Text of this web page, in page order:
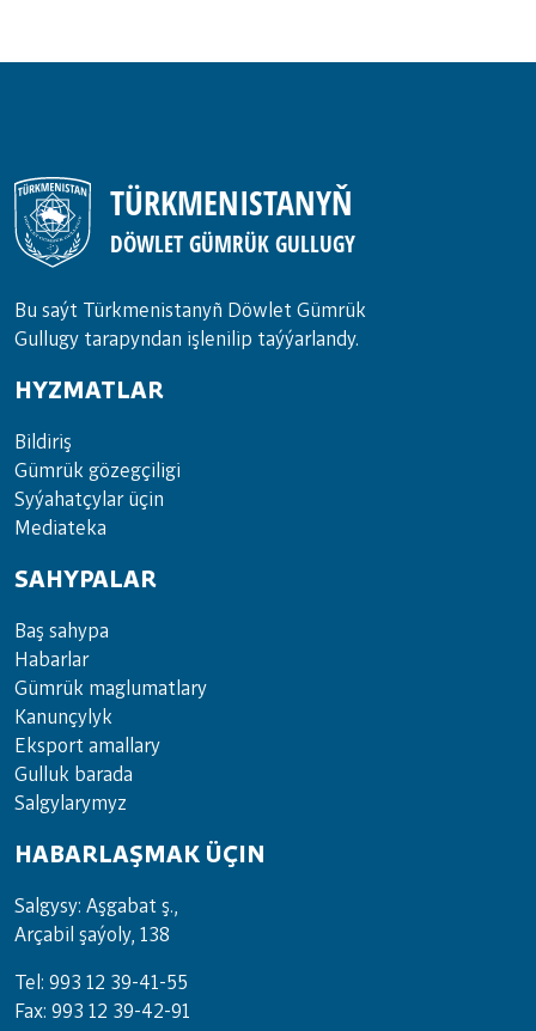
TÜRKMENISTANYŇ
DÖWLET GÜMRÜK GULLUGY
Bu saýt Türkmenistanyñ Döwlet Gümrük
Gullugy tarapyndan işlenilip taýýarlandy.
HYZMATLAR
Bil­di­riş
Güm­rük gö­zeg­çi­li­gi
Sy­ýa­hat­çy­lar ü­çin
Media­teka
SAHYPALAR
Baş sahypa
Habarlar
Gümrük maglumatlary
Kanunçylyk
Eksport amallary
Gulluk barada
Salgylarymyz
HABARLAŞMAK ÜÇIN
Salgysy: Aşgabat ş.,
Arçabil şaýoly, 138
Tel: 993 12 39-41-55
Fax: 993 12 39-42-91